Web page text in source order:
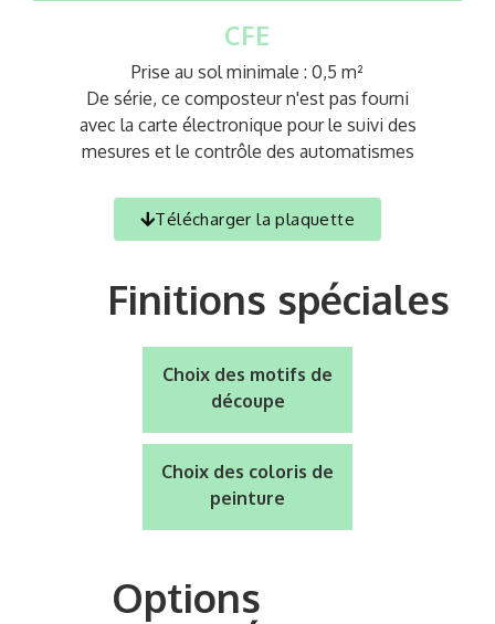
CFE
Prise au sol minimale : 0,5 m²
De série, ce composteur n'est pas fourni
avec la carte électronique pour le suivi des
mesures et le contrôle des automatismes
Télécharger la plaquette
Finitions spéciales
Choix des motifs de
découpe
Choix des coloris de
peinture
Options